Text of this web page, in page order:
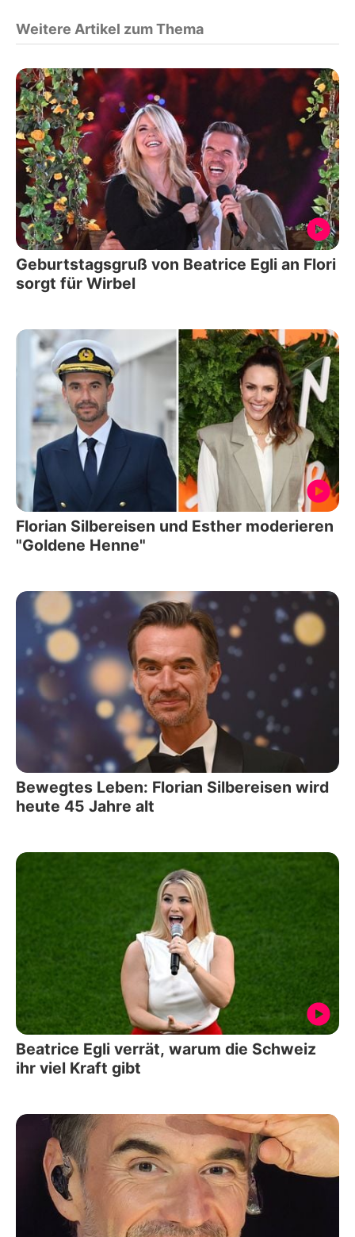
Weitere Artikel zum Thema
Geburtstagsgruß von Beatrice Egli an Flori
sorgt für Wirbel
Florian Silbereisen und Esther moderieren
"Goldene Henne"
Bewegtes Leben: Florian Silbereisen wird
heute 45 Jahre alt
Beatrice Egli verrät, warum die Schweiz
ihr viel Kraft gibt